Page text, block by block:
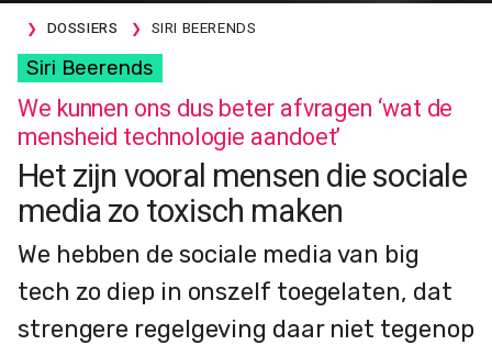
DOSSIERS SIRI BEERENDS
Siri Beerends
We kunnen ons dus beter afvragen ‘wat de
mensheid technologie aandoet’
Het zijn vooral mensen die sociale
media zo toxisch maken
We hebben de sociale media van big
tech zo diep in onszelf toegelaten, dat
strengere regelgeving daar niet tegenop